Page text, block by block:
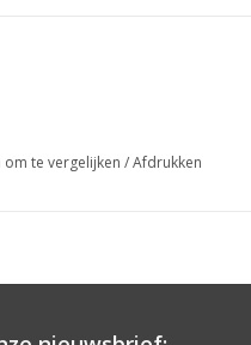
te vergelijken /Afdrukken